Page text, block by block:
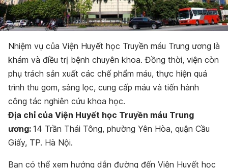
Nhiệm vụ của Viện Huyết học Truyền máu Trung ương là
khám và điều trị bệnh chuyên khoa. Đồng thời, viện còn
phụ trách sản xuất các chế phẩm máu, thực hiện quá
trình thu gom, sàng lọc, cung cấp máu và tiến hành
công tác nghiên cứu khoa học.
Địa chỉ của Viện Huyết học Truyền máu Trung
ương: 14 Trần Thái Tông, phường Yên Hòa, quận Cầu
Giấy, TP. Hà Nội.
Bạn có thể xem hướng dẫn đường đến Viện Huyết học